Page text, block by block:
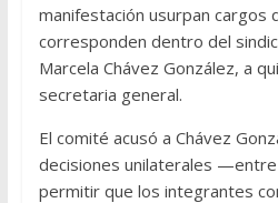
manifestación usurpan cargos
corresponden dentro del
Marcela Chávez González, a
secretaria general.
El comité acusó a Chávez
decisiones unilaterales
permitir que los integrantes